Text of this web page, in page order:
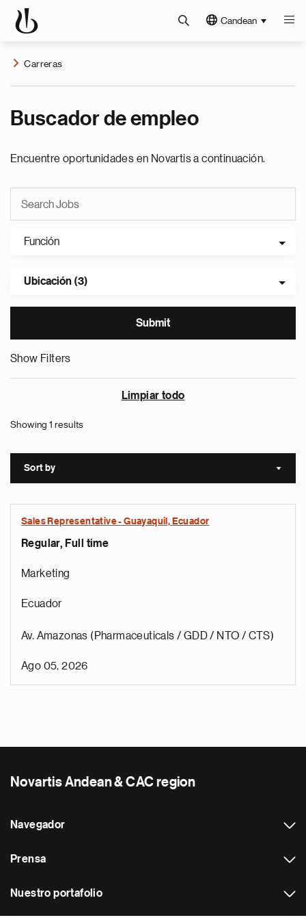
Candean
Carreras
Buscador de empleo
Encuentre oportunidades en Novartis a continuación.
Función
Ubicación (3)
Show Filters
Limpiar todo
Showing 1 results
Sort by Sort
Sales Representative - Guayaquil, Ecuador
Regular, Full time
Marketing
Ecuador
Av. Amazonas (Pharmaceuticals / GDD / NTO / CTS)
Ago 05, 2026
Novartis Andean & CAC region
Navegador
Prensa
Nuestro portafolio